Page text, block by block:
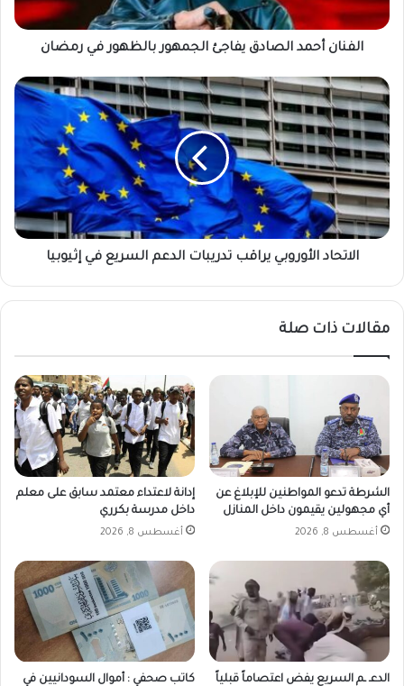
الفنان أحمد الصادق يفاجئ الجمهور بالظهور في رمضان
الاتحاد
الأوروبي
يراقب
تدريبات
الدعم
السريع
في
إثيوبيا
الاتحاد الأوروبي يراقب تدريبات الدعم السريع في إثيوبيا
مقالات ذات صلة
الشرطة تدعو المواطنين للإبلاغ عن
أي مجهولين يقيمون داخل المنازل
أغسطس 8, 2026
إدانة لاعتداء معتمد سابق على معلم
داخل مدرسة بكرري
أغسطس 8, 2026
الدعـ ـم السريع يفض اعتصاماً قبلياً
كاتب صحفي : أموال السودانيين في